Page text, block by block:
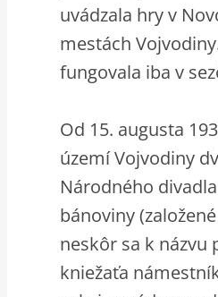
uvádzala hry v
mestách
fungovala iba v
Od 15. augusta
území Vojvodiny
Národného
bánoviny
neskôr sa k názvu
kniežaťa